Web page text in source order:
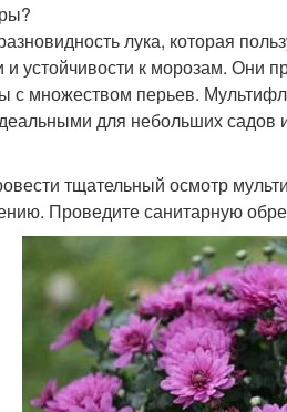
лука, которая
и устойчивости к морозам. Они
с множеством перьев.
для небольших садов
тщательный осмотр
Проведите санитарную